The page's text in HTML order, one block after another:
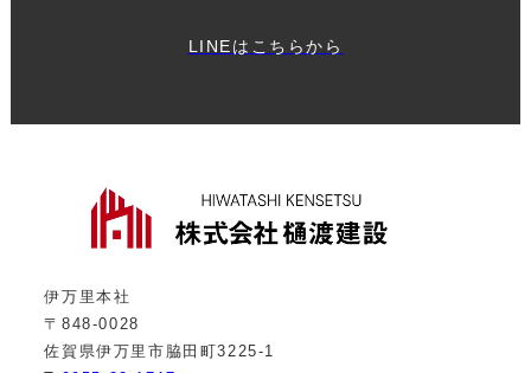
LINEはこちらから
伊万里本社
〒848-0028
佐賀県伊万里市脇田町3225-1